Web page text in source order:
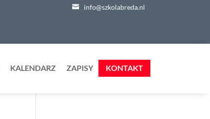
info@szkolabreda.nl
KALENDARZ ZAPISY KONTAKT